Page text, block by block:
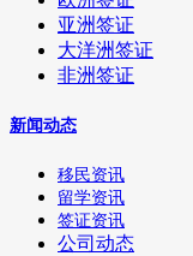
亚洲签证
大洋洲签证
非洲签证
新闻动态
移民资讯
留学资讯
签证资讯
公司动态